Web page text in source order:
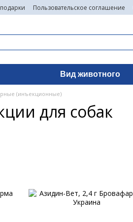
Пользовательское соглашение
Вид животного
(инъекционные)
для собак